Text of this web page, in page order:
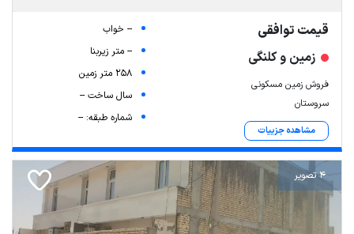
قیمت توافقی
زمین و کلنگی
فروش زمین مسکونی
سروستان
مشاهده جزییات
-- خواب
-- متر زیربنا
258 متر زمین
سال ساخت --
شماره طبقه: --
4 تصویر